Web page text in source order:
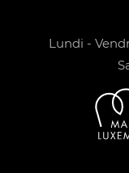
Lundi -